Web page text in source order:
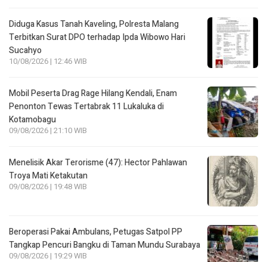
Diduga Kasus Tanah Kaveling, Polresta Malang
Terbitkan Surat DPO terhadap Ipda Wibowo Hari
Sucahyo
10/08/2026 | 12:46 WIB
Mobil Peserta Drag Rage Hilang Kendali, Enam
Penonton Tewas Tertabrak 11 Lukaluka di
Kotamobagu
09/08/2026 | 21:10 WIB
Menelisik Akar Terorisme (47): Hector Pahlawan
Troya Mati Ketakutan
09/08/2026 | 19:48 WIB
Beroperasi Pakai Ambulans, Petugas Satpol PP
Tangkap Pencuri Bangku di Taman Mundu Surabaya
09/08/2026 | 19:29 WIB